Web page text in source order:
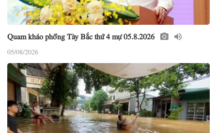
Quam kháo phổng Tày Bắc thứ 4 mự 05.8.2026
05/08/2026